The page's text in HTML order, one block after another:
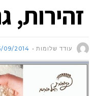
זהירות,
עודד שלומות 09/2014